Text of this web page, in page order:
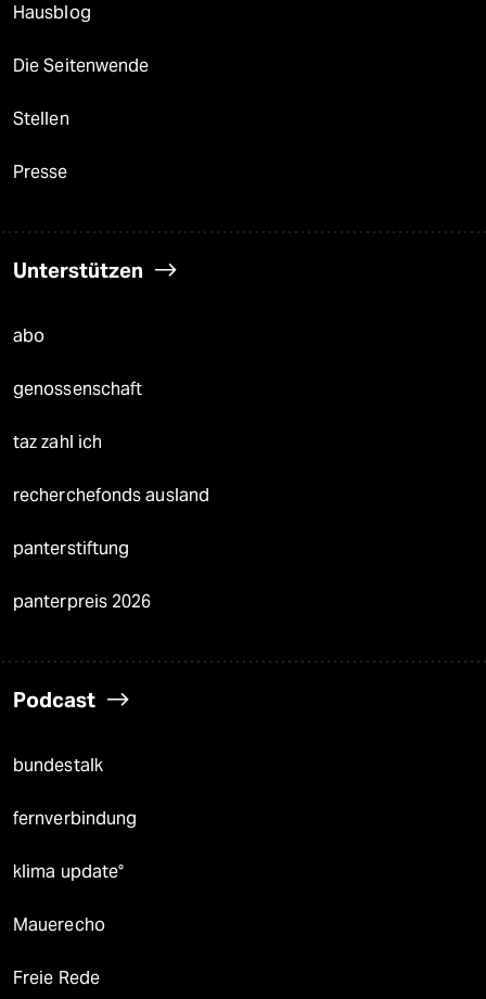
Hausblog
Die Seitenwende
Stellen
Presse
Unterstützen
abo
genossenschaft
taz zahl ich
recherchefonds ausland
panterstiftung
panterpreis 2026
Podcast
bundestalk
fernverbindung
klima update°
Mauerecho
Freie Rede